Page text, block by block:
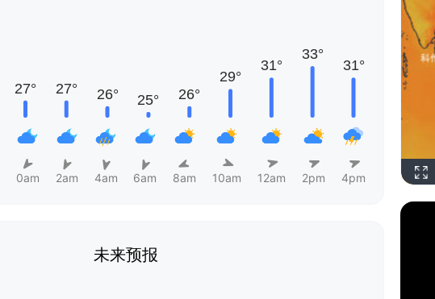
0am 2am 4am 6am 8am 10am 12am 2pm 4pm
未来预报